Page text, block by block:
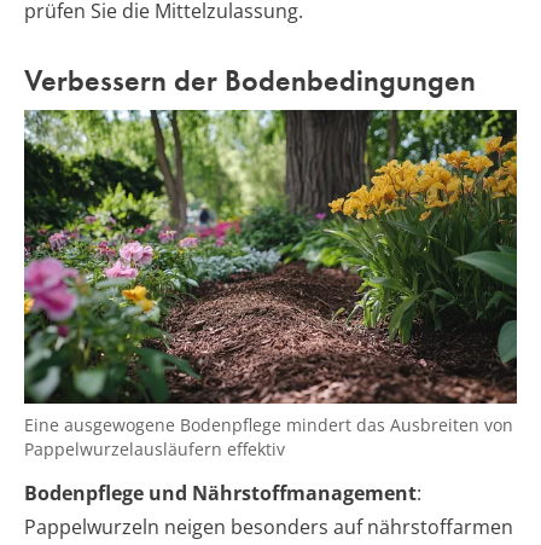
prüfen Sie die Mittelzulassung.
Verbessern der Bodenbedingungen
Eine ausgewogene Bodenpflege mindert das Ausbreiten von
Pappelwurzelausläufern effektiv
Bodenpflege und Nährstoffmanagement:
Pappelwurzeln neigen besonders auf nährstoffarmen